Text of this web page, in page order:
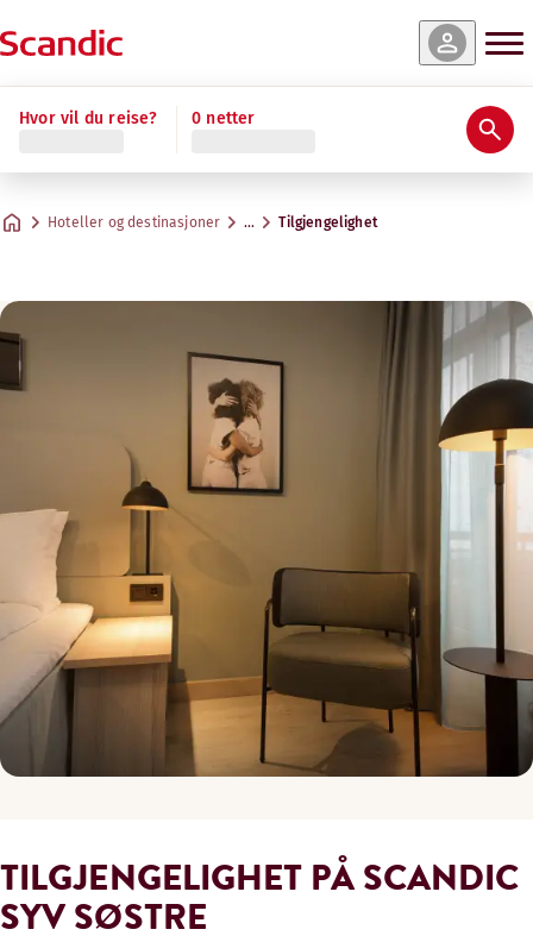
Hvor vil du reise? 0 netter
Hoteller og destinasjoner … Tilgjengelighet
TILGJENGELIGHET PÅ SCANDIC
SYV SØSTRE